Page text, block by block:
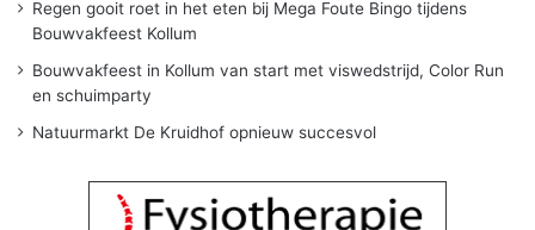
Regen gooit roet in het eten bij Mega Foute Bingo tijdens
Bouwvakfeest Kollum
Bouwvakfeest in Kollum van start met viswedstrijd, Color Run
en schuimparty
Natuurmarkt De Kruidhof opnieuw succesvol